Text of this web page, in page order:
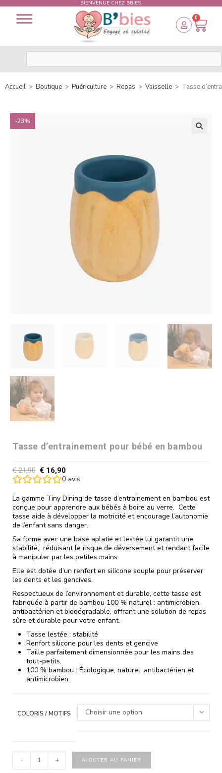
BIENVENUE CHEZ BBIES.
0
Accueil > Boutique > Puériculture > Repas > Vaisselle > Tasse
-23%
Tasse d’entrainement pour bébé en bambou
€21,90 € 16,90
0 avis
La gamme Tiny Dining de tasse d’entrainement en bambou est
conçue pour apprendre aux bébés à boire au verre. Cette
tasse aide à développer la motricité et encourage l’autonomie
de l’enfant sans danger.
Sa forme avec une base aplatie et lestée lui garantit une
stabilité, réduisant le risque de déversement et rendant facile
à manipuler par les petites mains.
Elle est dotée d’un renfort en silicone souple pour préserver
les dents et les gencives.
Respectueux de l’environnement et durable, cette tasse est
fabriquée à partir de bambou 100 % naturel : antimicrobien,
antibactérien et biodégradable, offrant une solution de repas
sûre et durable pour votre enfant.
Tasse lestée : stabilité
Renfort silicone pour les dents et gencive
Taille parfaitement dimensionnée pour les mains des
tout-petits.
100 % bambou : Écologique, naturel, antibactérien et
antimicrobien
COLORIS / MOTIFS Choisir une option
- + AJOUTER AU PANIER